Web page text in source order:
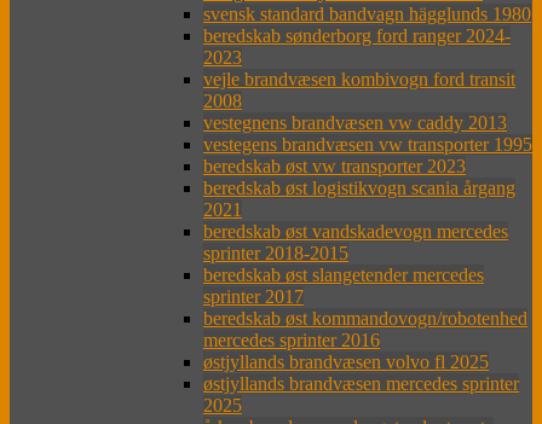
svensk standard bandvagn hägglunds 1980
beredskab sønderborg ford ranger 2024-
2023
vejle brandvæsen kombivogn ford transit
2008
vestegnens brandvæsen vw caddy 2013
vestegens brandvæsen vw transporter 1995
beredskab øst vw transporter 2023
beredskab øst logistikvogn scania årgang
2021
beredskab øst vandskadevogn mercedes
sprinter 2018-2015
beredskab øst slangetender mercedes
sprinter 2017
beredskab øst kommandovogn/robotenhed
mercedes sprinter 2016
østjyllands brandvæsen volvo fl 2025
østjyllands brandvæsen mercedes sprinter
2025